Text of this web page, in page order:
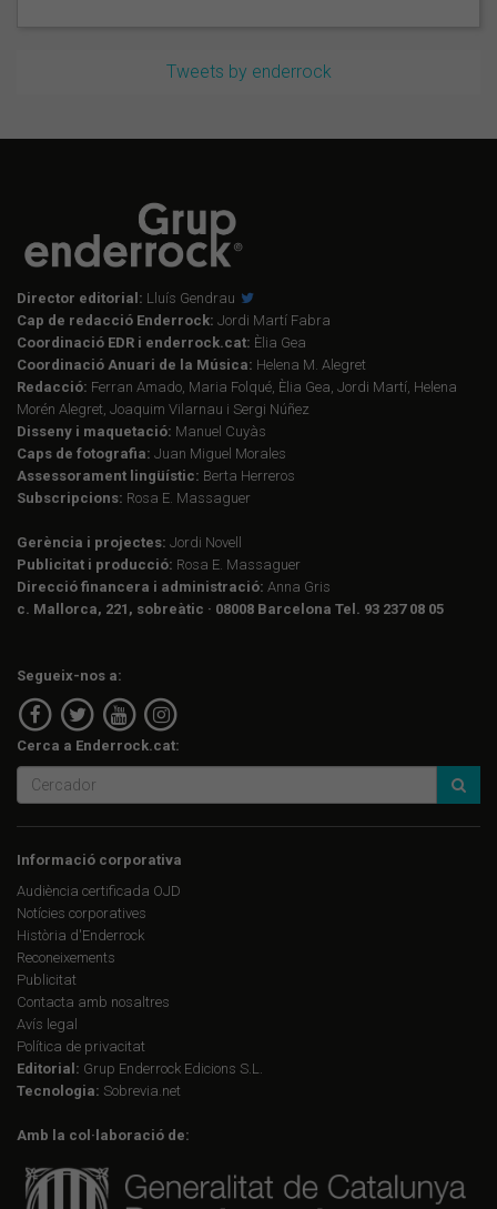
Tweets by enderrock
Director editorial: Lluís Gendrau
Cap de redacció Enderrock: Jordi Martí Fabra
Coordinació EDR i enderrock.cat: Èlia Gea
Coordinació Anuari de la Música: Helena M. Alegret
Redacció: Ferran Amado, Maria Folqué, Èlia Gea, Jordi Martí, Helena
Morén Alegret, Joaquim Vilarnau i Sergi Núñez
Disseny i maquetació: Manuel Cuyàs
Caps de fotografia: Juan Miguel Morales
Assessorament lingüístic: Berta Herreros
Subscripcions: Rosa E. Massaguer
Gerència i projectes: Jordi Novell
Publicitat i producció: Rosa E. Massaguer
Direcció financera i administració: Anna Gris
c. Mallorca, 221, sobreàtic · 08008 Barcelona Tel. 93 237 08 05
Segueix-nos a:
Cerca a Enderrock.cat:
Informació corporativa
Audiència certificada OJD
Notícies corporatives
Història d'Enderrock
Reconeixements
Publicitat
Contacta amb nosaltres
Avís legal
Política de privacitat
Editorial: Grup Enderrock Edicions S.L.
Tecnologia: Sobrevia.net
Amb la col·laboració de: